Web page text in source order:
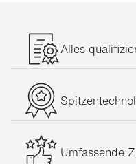
Alles
Umfassende